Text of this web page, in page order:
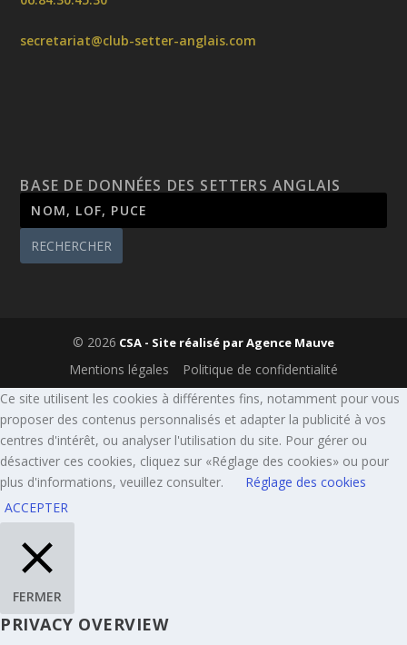
secretariat@club-setter-anglais.com
BASE DE DONNÉES DES SETTERS ANGLAIS
© 2026 CSA - Site réalisé parAgence Mauve
Mentions légales
Politique de confidentialité
Ce site utilisent les cookies à différentes fins, notamment pour vous
proposer des contenus personnalisés et adapter la publicité à vos
centres d'intérêt, ou analyser l'utilisation du site. Pour gérer ou
désactiver ces cookies, cliquez sur «Réglage des cookies» ou pour
plus d'informations, veuillez consulter.
Réglage des cookies
ACCEPTER
FERMER
PRIVACY OVERVIEW